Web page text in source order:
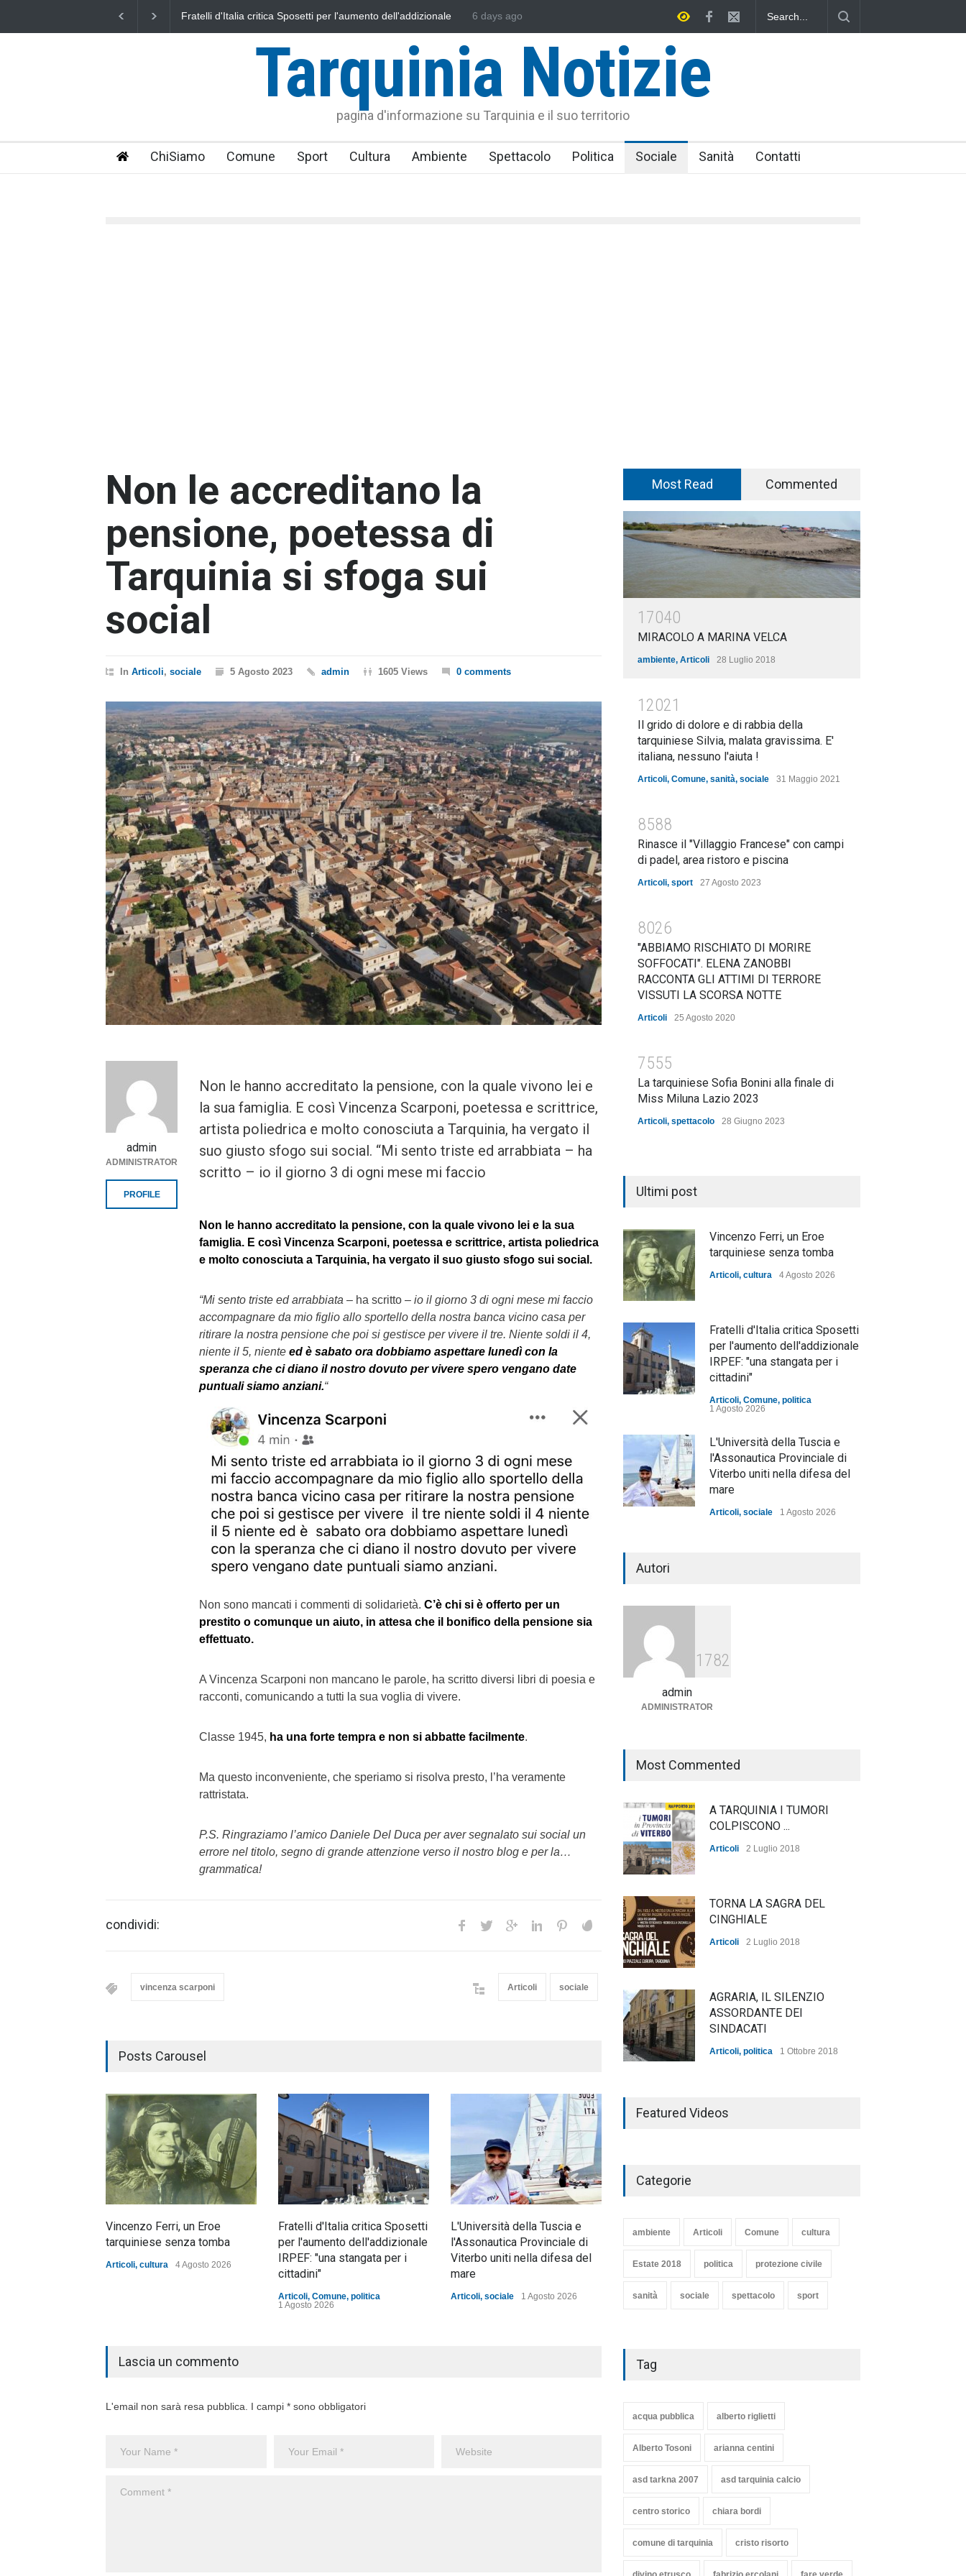
Sposetti per l'aumento dell'addizionale
L'Università della Tuscia e l'Assonautica Provinciale di Viterbo
Vincenzo Ferri, un Eroe tarquiniese senza tomba
6 days ago
Tarquinia Notizie
pagina d'informazione su Tarquinia e il suo territorio
ChiSiamo Comune Sport Cultura Ambiente Spettacolo Politica Sociale Sanità Contatti
Non le accreditano la
pensione, poetessa di
Tarquinia si sfoga sui
social
In Articoli, sociale 5 Agosto 2023 admin 1605 Views 0 comments
Non le hanno accreditato la pensione, con la quale vivono lei e
la sua famiglia. E così Vincenza Scarponi, poetessa e scrittrice,
artista poliedrica e molto conosciuta a Tarquinia, ha vergato il
suo giusto sfogo sui social. “Mi sento triste ed arrabbiata – ha
scritto – io il giorno 3 di ogni mese mi faccio
Non le hanno accreditato la pensione, con la quale vivono lei e la sua
famiglia. E così Vincenza Scarponi, poetessa e scrittrice, artista poliedrica
e molto conosciuta a Tarquinia, ha vergato il suo giusto sfogo sui social.
“Mi sento triste ed arrabbiata – ha scritto – io il giorno 3 di ogni mese mi faccio
accompagnare da mio figlio allo sportello della nostra banca vicino casa per
ritirare la nostra pensione che poi si gestisce per vivere il tre. Niente soldi il 4,
niente il 5, niente ed è sabato ora dobbiamo aspettare lunedì con la
speranza che ci diano il nostro dovuto per vivere spero vengano date
puntuali siamo anziani.“
Non sono mancati i commenti di solidarietà. C’è chi si è offerto per un
prestito o comunque un aiuto, in attesa che il bonifico della pensione sia
effettuato.
A Vincenza Scarponi non mancano le parole, ha scritto diversi libri di poesia e
racconti, comunicando a tutti la sua voglia di vivere.
Classe 1945, ha una forte tempra e non si abbatte facilmente.
Ma questo inconveniente, che speriamo si risolva presto, l’ha veramente
rattristata.
P.S. Ringraziamo l’amico Daniele Del Duca per aver segnalato sui social un
errore nel titolo, segno di grande attenzione verso il nostro blog e per la…
grammatica!
admin
ADMINISTRATOR
PROFILE
condividi:
vincenza scarponi Articoli sociale
Posts Carousel
Vincenzo Ferri, un Eroe
tarquiniese senza tomba
Articoli, cultura 4 Agosto 2026
Fratelli d'Italia critica Sposetti
per l'aumento dell'addizionale
IRPEF: "una stangata per i
cittadini"
Articoli, Comune, politica
1 Agosto 2026
L'Università della Tuscia e
l'Assonautica Provinciale di
Viterbo uniti nella difesa del
mare
Articoli, sociale 1 Agosto 2026
Notte bianca a Tarquinia, un
annunciato
Agricoltura, dal Governo
soddisfazione del Ministro
ambiente
Lascia un commento
L'email non sarà resa pubblica. I campi * sono obbligatori
Most Read Commented
17040
MIRACOLO A MARINA VELCA
ambiente, Articoli 28 Luglio 2018
12021
Il grido di dolore e di rabbia della
tarquiniese Silvia, malata gravissima. E'
italiana, nessuno l'aiuta !
Articoli, Comune, sanità, sociale 31 Maggio 2021
8588
Rinasce il "Villaggio Francese" con campi
di padel, area ristoro e piscina
Articoli, sport 27 Agosto 2023
8026
"ABBIAMO RISCHIATO DI MORIRE
SOFFOCATI". ELENA ZANOBBI
RACCONTA GLI ATTIMI DI TERRORE
VISSUTI LA SCORSA NOTTE
Articoli 25 Agosto 2020
7555
La tarquiniese Sofia Bonini alla finale di
Miss Miluna Lazio 2023
Articoli, spettacolo 28 Giugno 2023
Ultimi post
Vincenzo Ferri, un Eroe
tarquiniese senza tomba
Articoli, cultura 4 Agosto 2026
Fratelli d'Italia critica Sposetti
per l'aumento dell'addizionale
IRPEF: "una stangata per i
cittadini"
Articoli, Comune, politica
1 Agosto 2026
L'Università della Tuscia e
l'Assonautica Provinciale di
Viterbo uniti nella difesa del
mare
Articoli, sociale 1 Agosto 2026
arrivano i pagamenti PAC, la
soddisfazione del Ministro
ambiente
Autori
1782
admin
ADMINISTRATOR
Most Commented
A TARQUINIA I TUMORI
COLPISCONO ...
Articoli 2 Luglio 2018
TORNA LA SAGRA DEL
CINGHIALE
Articoli 2 Luglio 2018
AGRARIA, IL SILENZIO
ASSORDANTE DEI
SINDACATI
Articoli, politica 1 Ottobre 2018
Articoli cultura 8 Maggio 2020
Featured Videos
Categorie
ambiente Articoli Comune cultura
Estate 2018 politica protezione civile
sanità sociale spettacolo sport
Tag
acqua pubblica alberto riglietti
Alberto Tosoni arianna centini
asd tarkna 2007 asd tarquinia calcio
centro storico chiara bordi
comune di tarquinia cristo risorto